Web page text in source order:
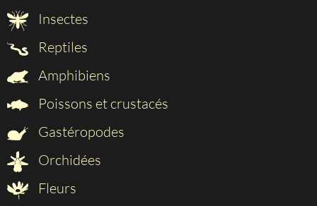
Insectes
Reptiles
Amphibiens
Poissons et crustacés
Gastéropodes
Orchidées
Fleurs